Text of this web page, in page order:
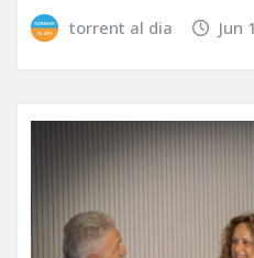
torrent al dia Jun